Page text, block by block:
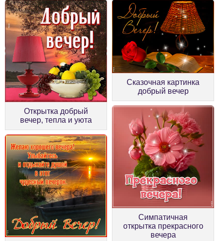
Открытка добрый
вечер, тепла и уюта
Сказочная картинка
добрый вечер
Симпатичная
открытка прекрасного
вечера